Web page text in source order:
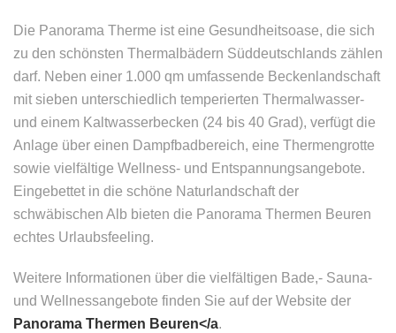
Die Panorama Therme ist eine Gesundheitsoase, die sich
zu den schönsten Thermalbädern Süddeutschlands zählen
darf. Neben einer 1.000 qm umfassende Beckenlandschaft
mit sieben unterschiedlich temperierten Thermalwasser-
und einem Kaltwasserbecken (24 bis 40 Grad), verfügt die
Anlage über einen Dampfbadbereich, eine Thermengrotte
sowie vielfältige Wellness- und Entspannungsangebote.
Eingebettet in die schöne Naturlandschaft der
schwäbischen Alb bieten die Panorama Thermen Beuren
echtes Urlaubsfeeling.
Weitere Informationen über die vielfältigen Bade,- Sauna-
und Wellnessangebote finden Sie auf der Website der
Panorama Thermen Beuren</a.